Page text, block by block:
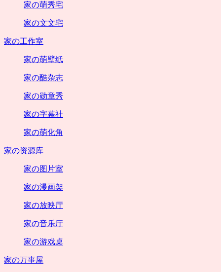
家の萌秀宅
家の文文宅
家の工作室
家の萌壁纸
家の酷杂志
家の勋章秀
家の字幕社
家の萌化角
家の资源库
家の图片室
家の漫画架
家の放映厅
家の音乐厅
家の游戏桌
家の万事屋